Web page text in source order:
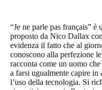
“Je ne parle pas français” è
proposto da Nico Dallax
evidenza il fatto che al
conoscono alla perfezione
racconta come un uomo
a farsi ugualmente capire
l’uso della tecnologia. Si